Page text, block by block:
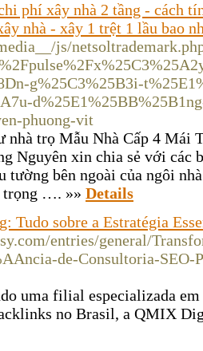
phí xây nhà 2 tầng - cách
nhà - xây 1 trệt 1 lầu bao
js/
g%25C3%25B3i-
phuong-vit
nhà trọ Mẫu Nhà Cấp 4 Mái
Nguyên xin chia sẻ với các
tường bên ngoài của ngôi
trọng …. »» Details
Tudo sobre a Estratégia
entries/general/
de-Consultoria-SEO-
uma filial especializada
no Brasil, a QMIX